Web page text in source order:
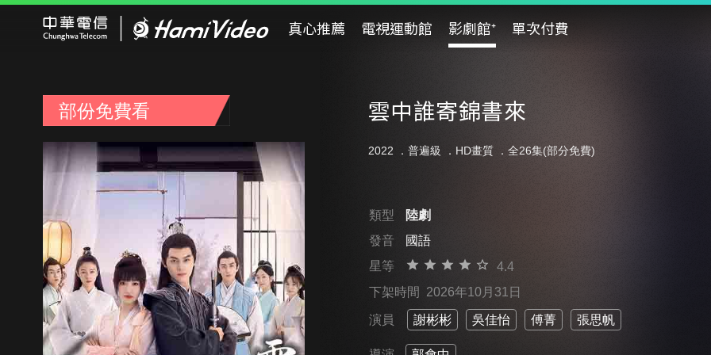
真心推薦 電視運動館 影劇館⁺ 單次付費
部份免費看 雲中誰寄錦書來
2022 ． 普遍級 ．HD畫質 ．全26集(部分免費)
類型
陸劇
發音
國語
星等
4.4
下架時間 2026年10月31日
演員 謝彬彬 吳佳怡 傅菁 張思帆